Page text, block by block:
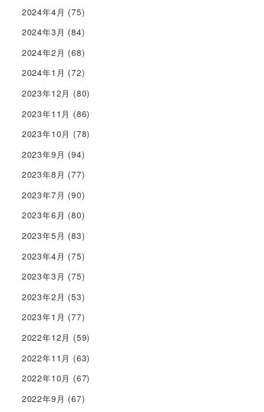
2024年4月 (75)
2024年3月 (84)
2024年2月 (68)
2024年1月 (72)
2023年12月 (80)
2023年11月 (86)
2023年10月 (78)
2023年9月 (94)
2023年8月 (77)
2023年7月 (90)
2023年6月 (80)
2023年5月 (83)
2023年4月 (75)
2023年3月 (75)
2023年2月 (53)
2023年1月 (77)
2022年12月 (59)
2022年11月 (63)
2022年10月 (67)
2022年9月 (67)